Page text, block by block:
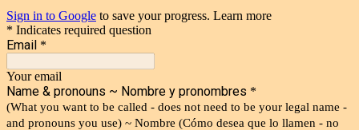
Sign in to Google to save your progress. Learn more
* Indicates required question
Email *
Your email
Name & pronouns ~ Nombre y pronombres *
(What you want to be called - does not need to be your legal name -
and pronouns you use) ~ Nombre (Cómo desea que lo llamen - no